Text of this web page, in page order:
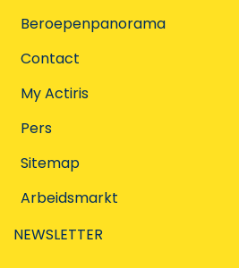
Beroepenpanorama
Contact
My Actiris
Pers
Sitemap
Arbeidsmarkt
NEWSLETTER